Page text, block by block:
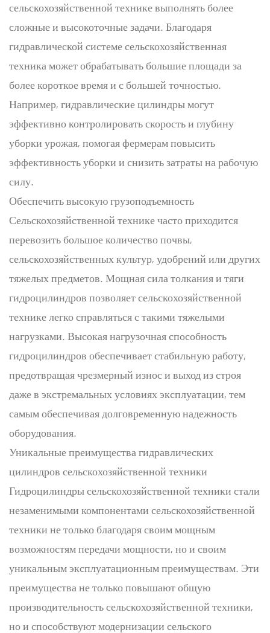
сельскохозяйственной технике выполнять более
сложные и высокоточные задачи. Благодаря
гидравлической системе сельскохозяйственная
техника может обрабатывать большие площади за
более короткое время и с большей точностью.
Например, гидравлические цилиндры могут
эффективно контролировать скорость и глубину
уборки урожая, помогая фермерам повысить
эффективность уборки и снизить затраты на рабочую
силу.
Обеспечить высокую грузоподъемность
Сельскохозяйственной технике часто приходится
перевозить большое количество почвы,
сельскохозяйственных культур, удобрений или других
тяжелых предметов. Мощная сила толкания и тяги
гидроцилиндров позволяет сельскохозяйственной
технике легко справляться с такими тяжелыми
нагрузками. Высокая нагрузочная способность
гидроцилиндров обеспечивает стабильную работу,
предотвращая чрезмерный износ и выход из строя
даже в экстремальных условиях эксплуатации, тем
самым обеспечивая долговременную надежность
оборудования.
Уникальные преимущества гидравлических
цилиндров сельскохозяйственной техники
Гидроцилиндры сельскохозяйственной техники стали
незаменимыми компонентами сельскохозяйственной
техники не только благодаря своим мощным
возможностям передачи мощности, но и своим
уникальным эксплуатационным преимуществам. Эти
преимущества не только повышают общую
производительность сельскохозяйственной техники,
но и способствуют модернизации сельского